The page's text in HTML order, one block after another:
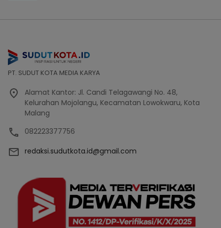
PT. SUDUT KOTA MEDIA KARYA
Alamat Kantor: Jl. Candi Telagawangi No. 48,
Kelurahan Mojolangu, Kecamatan Lowokwaru, Kota
Malang
082223377756
redaksi.sudutkota.id@gmail.com